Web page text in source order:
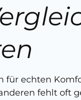
für echten
fehlt oft